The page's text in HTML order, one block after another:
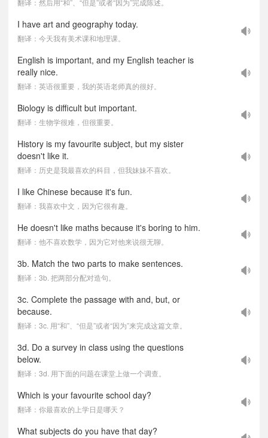
翻译：然后用“和”、“但是”或者“因为”完成陈述。
I have art and geography today.
翻译：今天我有美术课和地理课。
English is important, and my English teacher is
really nice.
翻译：英语很重要，我的英语老师真的很好。
Biology is difficult but important.
翻译：生物学很难，但很重要。
History is my favourite subject, but my sister
doesn't like it.
翻译：历史是我最喜欢的科目，但我妹妹不喜欢。
I like Chinese because it's fun.
翻译：我喜欢中文，因为它很有趣。
He doesn't like maths because it's boring to him.
翻译：他不喜欢数学，因为它对他来说很无聊。
3b. Match the two parts to make sentences.
翻译：3b. 把两部分配对造句。
3c. Complete the passage with and, but, or
because.
翻译：3c. 用“和”、“但是”或者“因为”来完成这篇文章。
3d. Do a survey in class using the questions
below.
翻译：3d. 用下面的问题在课堂上做一个调查。
Which is your favourite school day?
翻译：你最喜欢的上学日是哪天？
What subjects do you have that day?